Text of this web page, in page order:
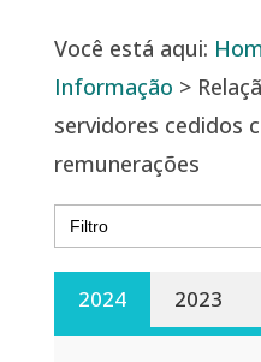
Você está aqui:
Informação >
servidores cedidos
remunerações
Search
for:
2024 2023